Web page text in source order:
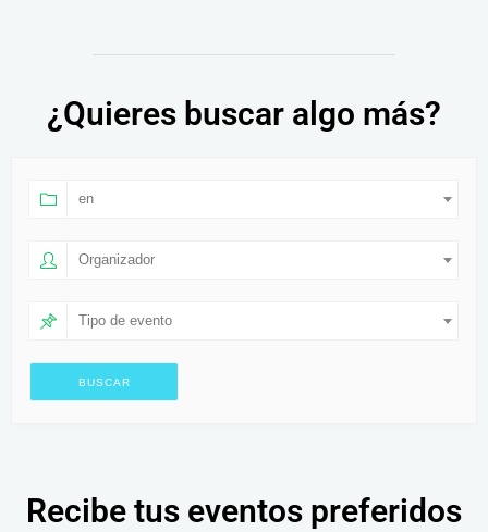
¿Quieres buscar algo más?
en
Organizador
Tipo de evento
Recibe tus eventos preferidos